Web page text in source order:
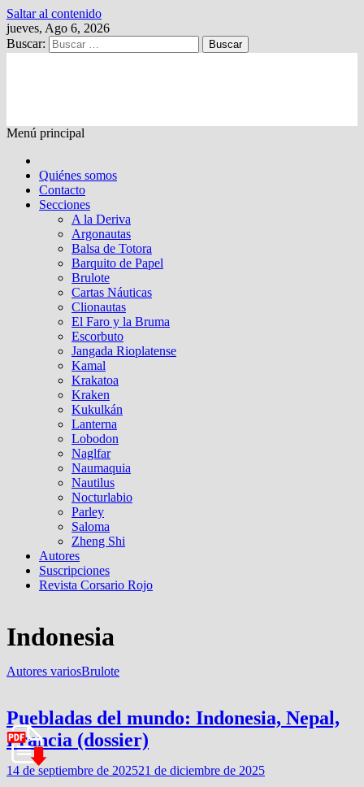
Saltar al contenido
jueves, Ago 6, 2026
Buscar:
Menú principal
Quiénes somos
Contacto
Secciones
A la Deriva
Argonautas
Balsa de Totora
Barquito de Papel
Brulote
Cartas Náuticas
Clionautas
El Faro y la Bruma
Escorbuto
Jangada Rioplatense
Kamal
Krakatoa
Kraken
Kukulkán
Lanterna
Lobodon
Naglfar
Naumaquia
Nautilus
Nocturlabio
Parley
Saloma
Zheng Shi
Autores
Suscripciones
Revista Corsario Rojo
Indonesia
Autores variosBrulote
Puebladas del mundo: Indonesia, Nepal,
Francia (dossier)
14 de septiembre de 202521 de diciembre de 2025